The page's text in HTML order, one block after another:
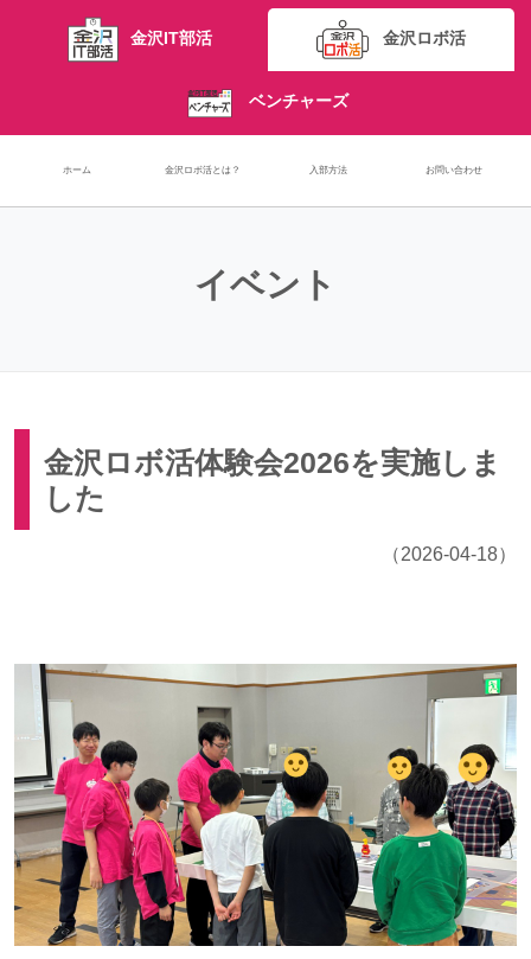
金沢IT部活 金沢ロボ活
ベンチャーズ
ホーム 金沢ロボ活とは？ 入部方法 お問い合わせ
イベント
金沢ロボ活体験会2026を実施しま
した
（2026-04-18）